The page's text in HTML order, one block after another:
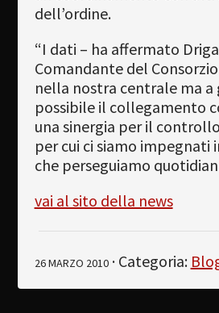
dell’ordine.
“I dati – ha affermato
Comandante del
nella nostra centrale ma a
possibile il collegamento
una sinergia per il
per cui ci siamo impegnati
che perseguiamo
vai al sito della news
26 MARZO 2010· Categoria: